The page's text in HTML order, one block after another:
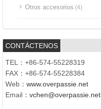
Otros accesorios (4)
CONTÁCTENOS
TEL：+86-574-55228319
FAX：+86-574-55228384
Web： www.overpassie.net
Email： vchen@overpassie.net